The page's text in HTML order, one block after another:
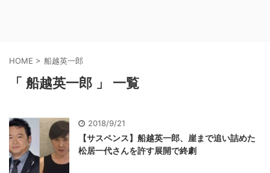
HOME > 船越英一郎
「 船越英一郎 」 一覧
2018/9/21
【サスペンス】船越英一郎、崖まで追い詰めた
松居一代さんを許す展開で終劇